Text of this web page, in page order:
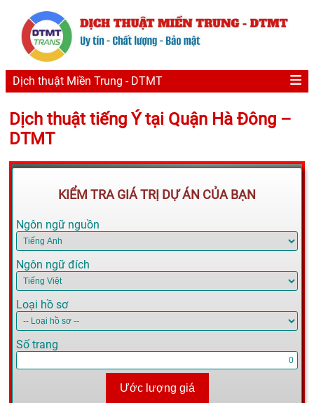
Dịch thuật Miền Trung - DTMT
Dịch thuật tiếng Ý tại Quận Hà Đông –
DTMT
KIỂM TRA GIÁ TRỊ DỰ ÁN CỦA BẠN
Ngôn ngữ nguồn
Ngôn ngữ đích
Loại hồ sơ
Số trang
Ước lượng giá